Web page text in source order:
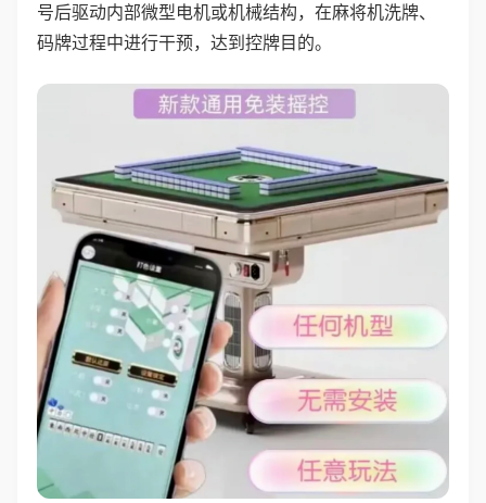
号后驱动内部微型电机或机械结构，在麻将机洗牌、
码牌过程中进行干预，达到控牌目的。